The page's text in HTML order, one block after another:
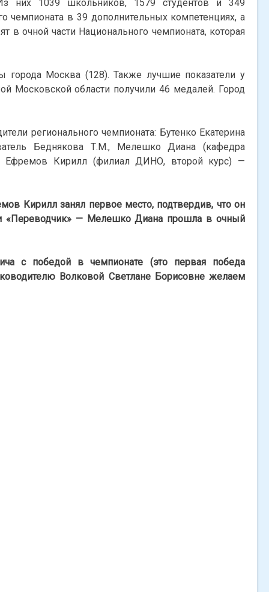
них 1039 школьников, 1579 студентов и 349
чемпионата в 39 дополнительных компетенциях, а
очной части Национального чемпионата, которая
города Москва (128). Также лучшие показатели у
Московской области получили 46 медалей. Город
регионального чемпионата: Бутенко Екатерина
Беднякова Т.М., Мелешко Диана (кафедра
Ефремов Кирилл (филиал ДИНО, второй курс) —
Кирилл занял первое место, подтвердив, что он
«Переводчик» — Мелешко Диана прошла в очный
с победой в чемпионате (это первая победа
Волковой Светлане Борисовне желаем